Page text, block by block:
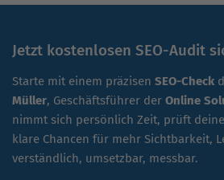
Jetzt kostenlosen SEO-Audit
Starte mit einem präzisen SEO-Check
Müller, Geschäftsführer der Online
nimmt sich persönlich Zeit, prüft
klare Chancen für mehr Sichtbarkeit,
verständlich, umsetzbar, messbar.